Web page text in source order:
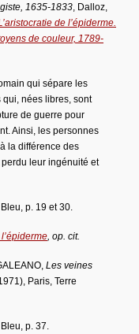
1635-1833 , Dalloz,
de l’épiderme.
de couleur, 1789-
qui sépare les
nées libres, sont
de guerre pour
Ainsi, les personnes
à la différence des
leur ingénuité et
p. 19 et 30.
, op. cit.
Les veines
Paris, Terre
p. 37.